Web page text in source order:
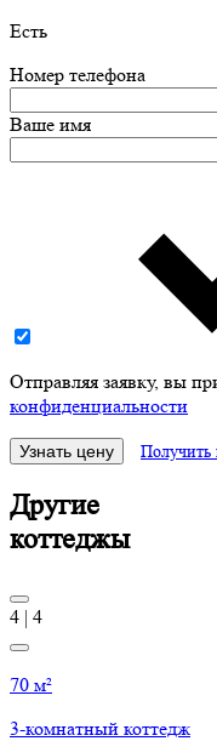
Есть
Номер телефона
Ваше имя
Отправляя заявку, вы
конфиденциальности
Узнать цену Получить
Другие
коттеджы
4 | 4
70 м²
3-комнатный коттедж